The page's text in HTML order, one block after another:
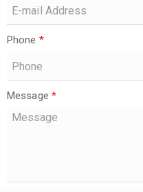
Phone *
Message *